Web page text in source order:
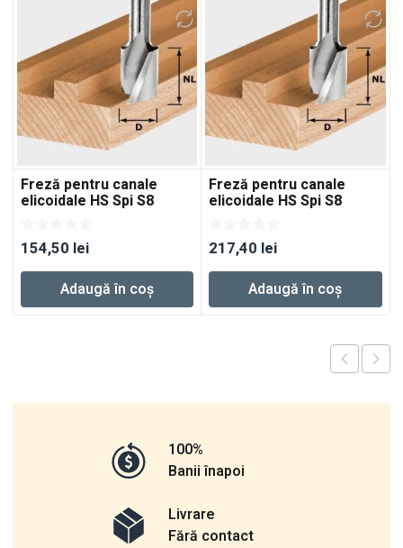
Freză pentru canale
elicoidale HS Spi S8
154,50 lei
Adaugă în coș
Freză pentru canale
elicoidale HS Spi S8
217,40 lei
Adaugă în coș
100%
Banii înapoi
Livrare
Fără contact